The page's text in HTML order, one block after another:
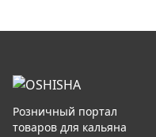
Розничный портал
товаров для кальяна